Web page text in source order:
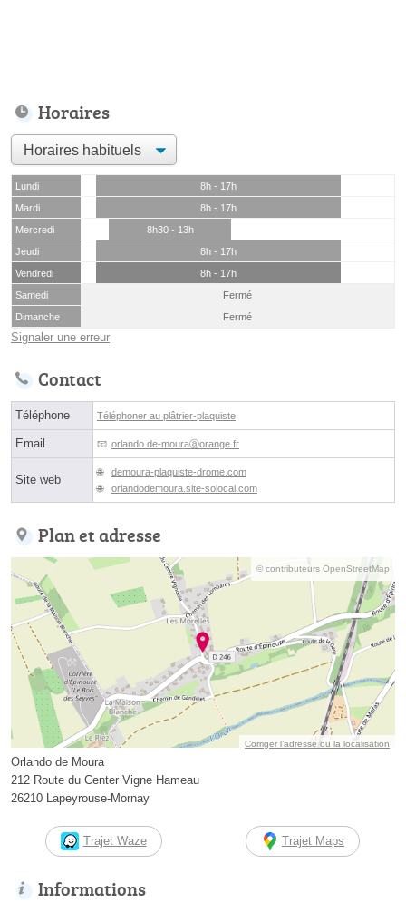
Horaires
Lundi
8h - 17h
Mardi
8h - 17h
Mercredi
8h30 - 13h
Jeudi
8h - 17h
Vendredi
8h - 17h
Samedi
Fermé
Dimanche
Fermé
Signaler une erreur
Contact
Téléphone Téléphoner au plâtrier-plaquiste
Email orlando.de-mouraⓐorange.fr
Site web
demoura-plaquiste-drome.com
orlandodemoura.site-solocal.com
Plan et adresse
© contributeurs OpenStreetMap
Corriger l’adresse ou la localisation
Orlando de Moura
212 Route du Center Vigne Hameau
26210 Lapeyrouse-Mornay
Trajet Waze Trajet Maps
Informations